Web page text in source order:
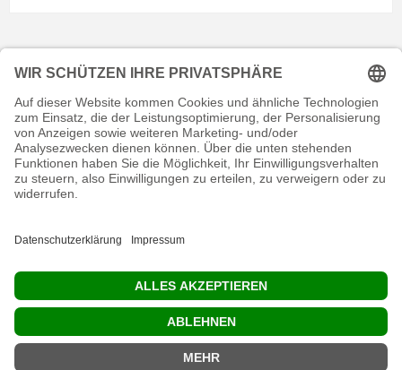
KONTAKT
RECHTLICHES
INFORMATIVES
MEIN KONTO